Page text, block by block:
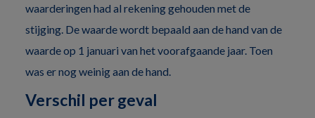
waarderingen had al rekening gehouden met de
stijging. De waarde wordt bepaald aan de hand van de
waarde op 1 januari van het voorafgaande jaar. Toen
was er nog weinig aan de hand.
Verschil per geval